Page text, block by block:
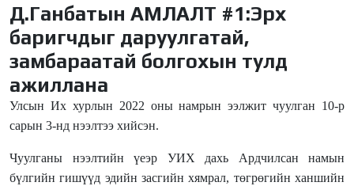
Д.Ганбатын АМЛАЛТ #1:Эрх
баригчдыг даруулгатай,
замбараатай болгохын тулд
ажиллана
Улсын Их хурлын 2022 оны намрын ээлжит чуулган 10-р
сарын 3-нд нээлтээ хийсэн.
Чуулганы нээлтийн үеэр УИХ дахь Ардчилсан намын
бүлгийн гишүүд эдийн засгийн хямрал, төгрөгийн ханшийн